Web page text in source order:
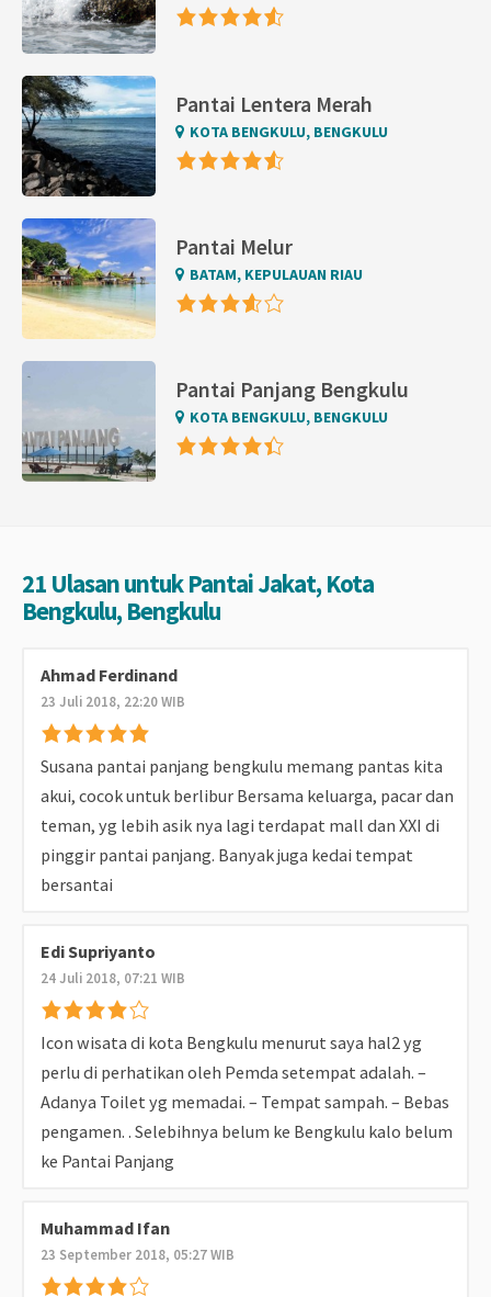
Pantai Lentera Merah
KOTA BENGKULU, BENGKULU
Pantai Melur
BATAM, KEPULAUAN RIAU
Pantai Panjang Bengkulu
KOTA BENGKULU, BENGKULU
21 Ulasan untuk Pantai Jakat, Kota
Bengkulu, Bengkulu
Ahmad Ferdinand
23 Juli 2018, 22:20 WIB
Susana pantai panjang bengkulu memang pantas kita
akui, cocok untuk berlibur Bersama keluarga, pacar dan
teman, yg lebih asik nya lagi terdapat mall dan XXI di
pinggir pantai panjang. Banyak juga kedai tempat
bersantai
Edi Supriyanto
24 Juli 2018, 07:21 WIB
Icon wisata di kota Bengkulu menurut saya hal2 yg
perlu di perhatikan oleh Pemda setempat adalah. –
Adanya Toilet yg memadai. – Tempat sampah. – Bebas
pengamen. . Selebihnya belum ke Bengkulu kalo belum
ke Pantai Panjang
Muhammad Ifan
23 September 2018, 05:27 WIB